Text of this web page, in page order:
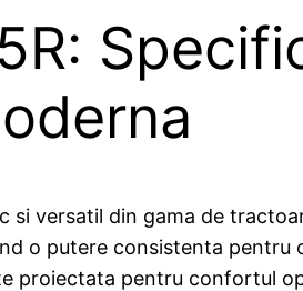
si versatil din gama de
o putere consistenta pentru
proiectata pentru confortul